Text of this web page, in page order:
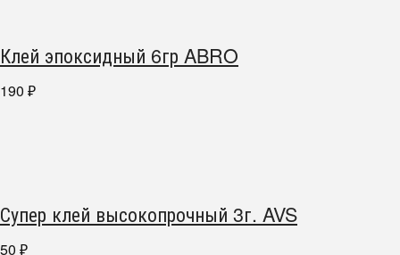
Клей эпоксидный 6гр ABRO
190 ₽
Супер клей высокопрочный 3г. AVS
50 ₽